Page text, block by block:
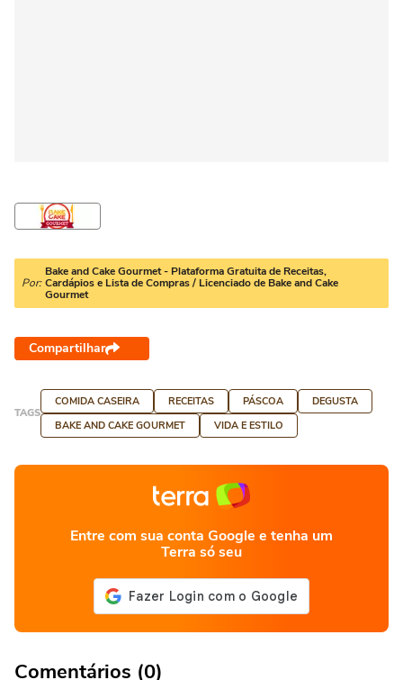
Por:
Bake and Cake Gourmet - Plataforma Gratuita de Receitas,
Cardápios e Lista de Compras / Licenciado de Bake and Cake
Gourmet
Compartilhar
TAGS
COMIDA CASEIRA RECEITAS PÁSCOA
DEGUSTA
BAKE AND CAKE GOURMET
VIDA E ESTILO
Entre com sua conta Google e tenha um
Terra só seu
Comentários (0)